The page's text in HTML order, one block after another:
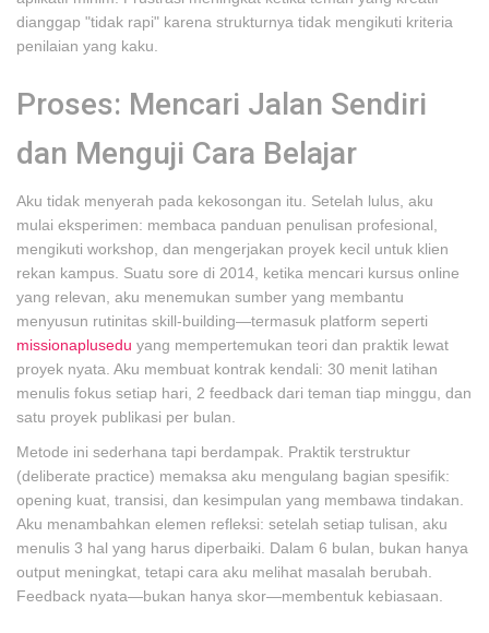
dianggap "tidak rapi" karena strukturnya tidak mengikuti kriteria
penilaian yang kaku.
Proses: Mencari Jalan Sendiri
dan Menguji Cara Belajar
Aku tidak menyerah pada kekosongan itu. Setelah lulus, aku
mulai eksperimen: membaca panduan penulisan profesional,
mengikuti workshop, dan mengerjakan proyek kecil untuk klien
rekan kampus. Suatu sore di 2014, ketika mencari kursus online
yang relevan, aku menemukan sumber yang membantu
menyusun rutinitas skill-building—termasuk platform seperti
missionaplusedu yang mempertemukan teori dan praktik lewat
proyek nyata. Aku membuat kontrak kendali: 30 menit latihan
menulis fokus setiap hari, 2 feedback dari teman tiap minggu, dan
satu proyek publikasi per bulan.
Metode ini sederhana tapi berdampak. Praktik terstruktur
(deliberate practice) memaksa aku mengulang bagian spesifik:
opening kuat, transisi, dan kesimpulan yang membawa tindakan.
Aku menambahkan elemen refleksi: setelah setiap tulisan, aku
menulis 3 hal yang harus diperbaiki. Dalam 6 bulan, bukan hanya
output meningkat, tetapi cara aku melihat masalah berubah.
Feedback nyata—bukan hanya skor—membentuk kebiasaan.